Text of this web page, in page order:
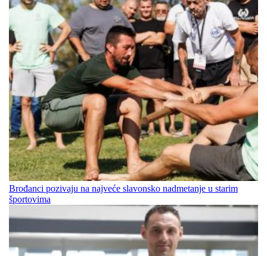
Brođanci pozivaju na najveće slavonsko nadmetanje u starim
športovima